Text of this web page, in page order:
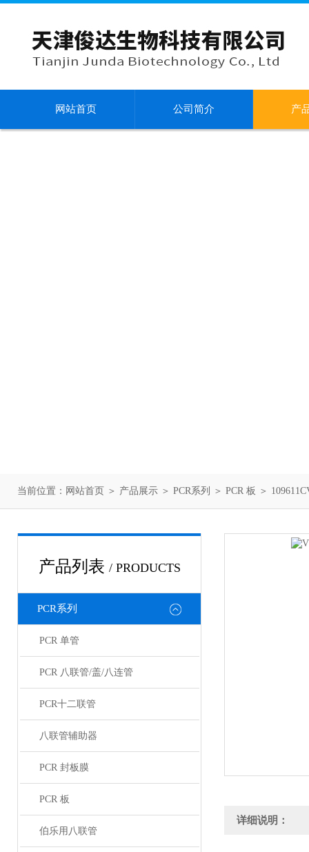
网站首页 公司简介 产
当前位置： 网站首页 ＞ 产品展示 ＞ PCR系列 ＞ PCR 板 ＞
产品列表 / PRODUCTS
PCR系列
PCR 单管
PCR 八联管/盖/八连管
PCR十二联管
八联管辅助器
PCR 封板膜
PCR 板
伯乐用八联管
详细说明：